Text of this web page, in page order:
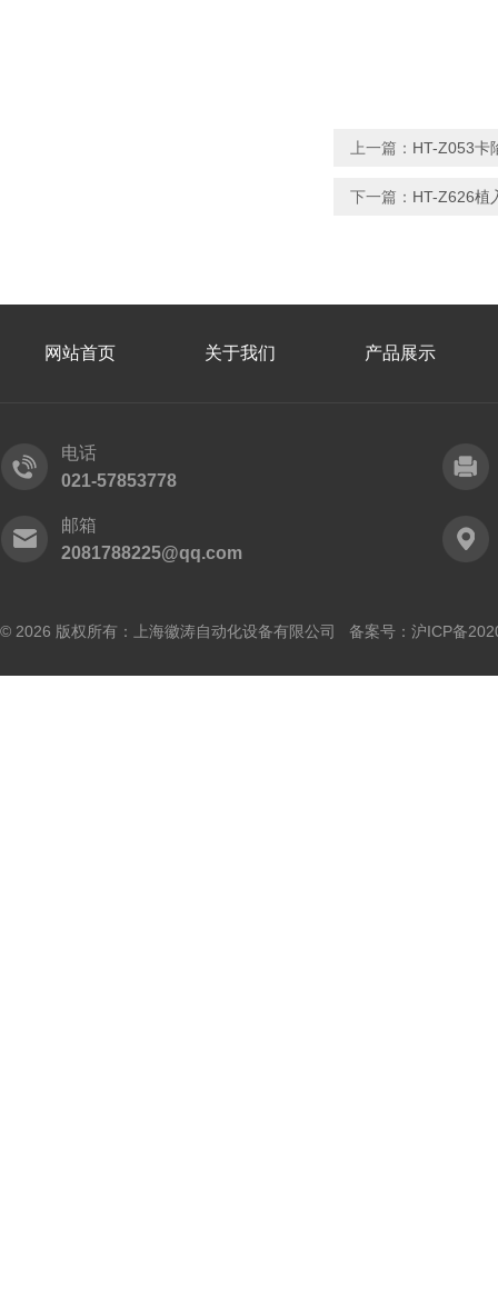
上一篇： HT-Z053卡
下一篇： HT-Z626植
网站首页 关于我们 产品展示
电话
021-57853778
邮箱
2081788225@qq.com
© 2026 版权所有：上海徽涛自动化设备有限公司 备案号： 沪ICP备